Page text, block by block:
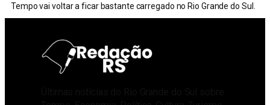
Tempo vai voltar a ficar bastante carregado no Rio Grande do Sul.